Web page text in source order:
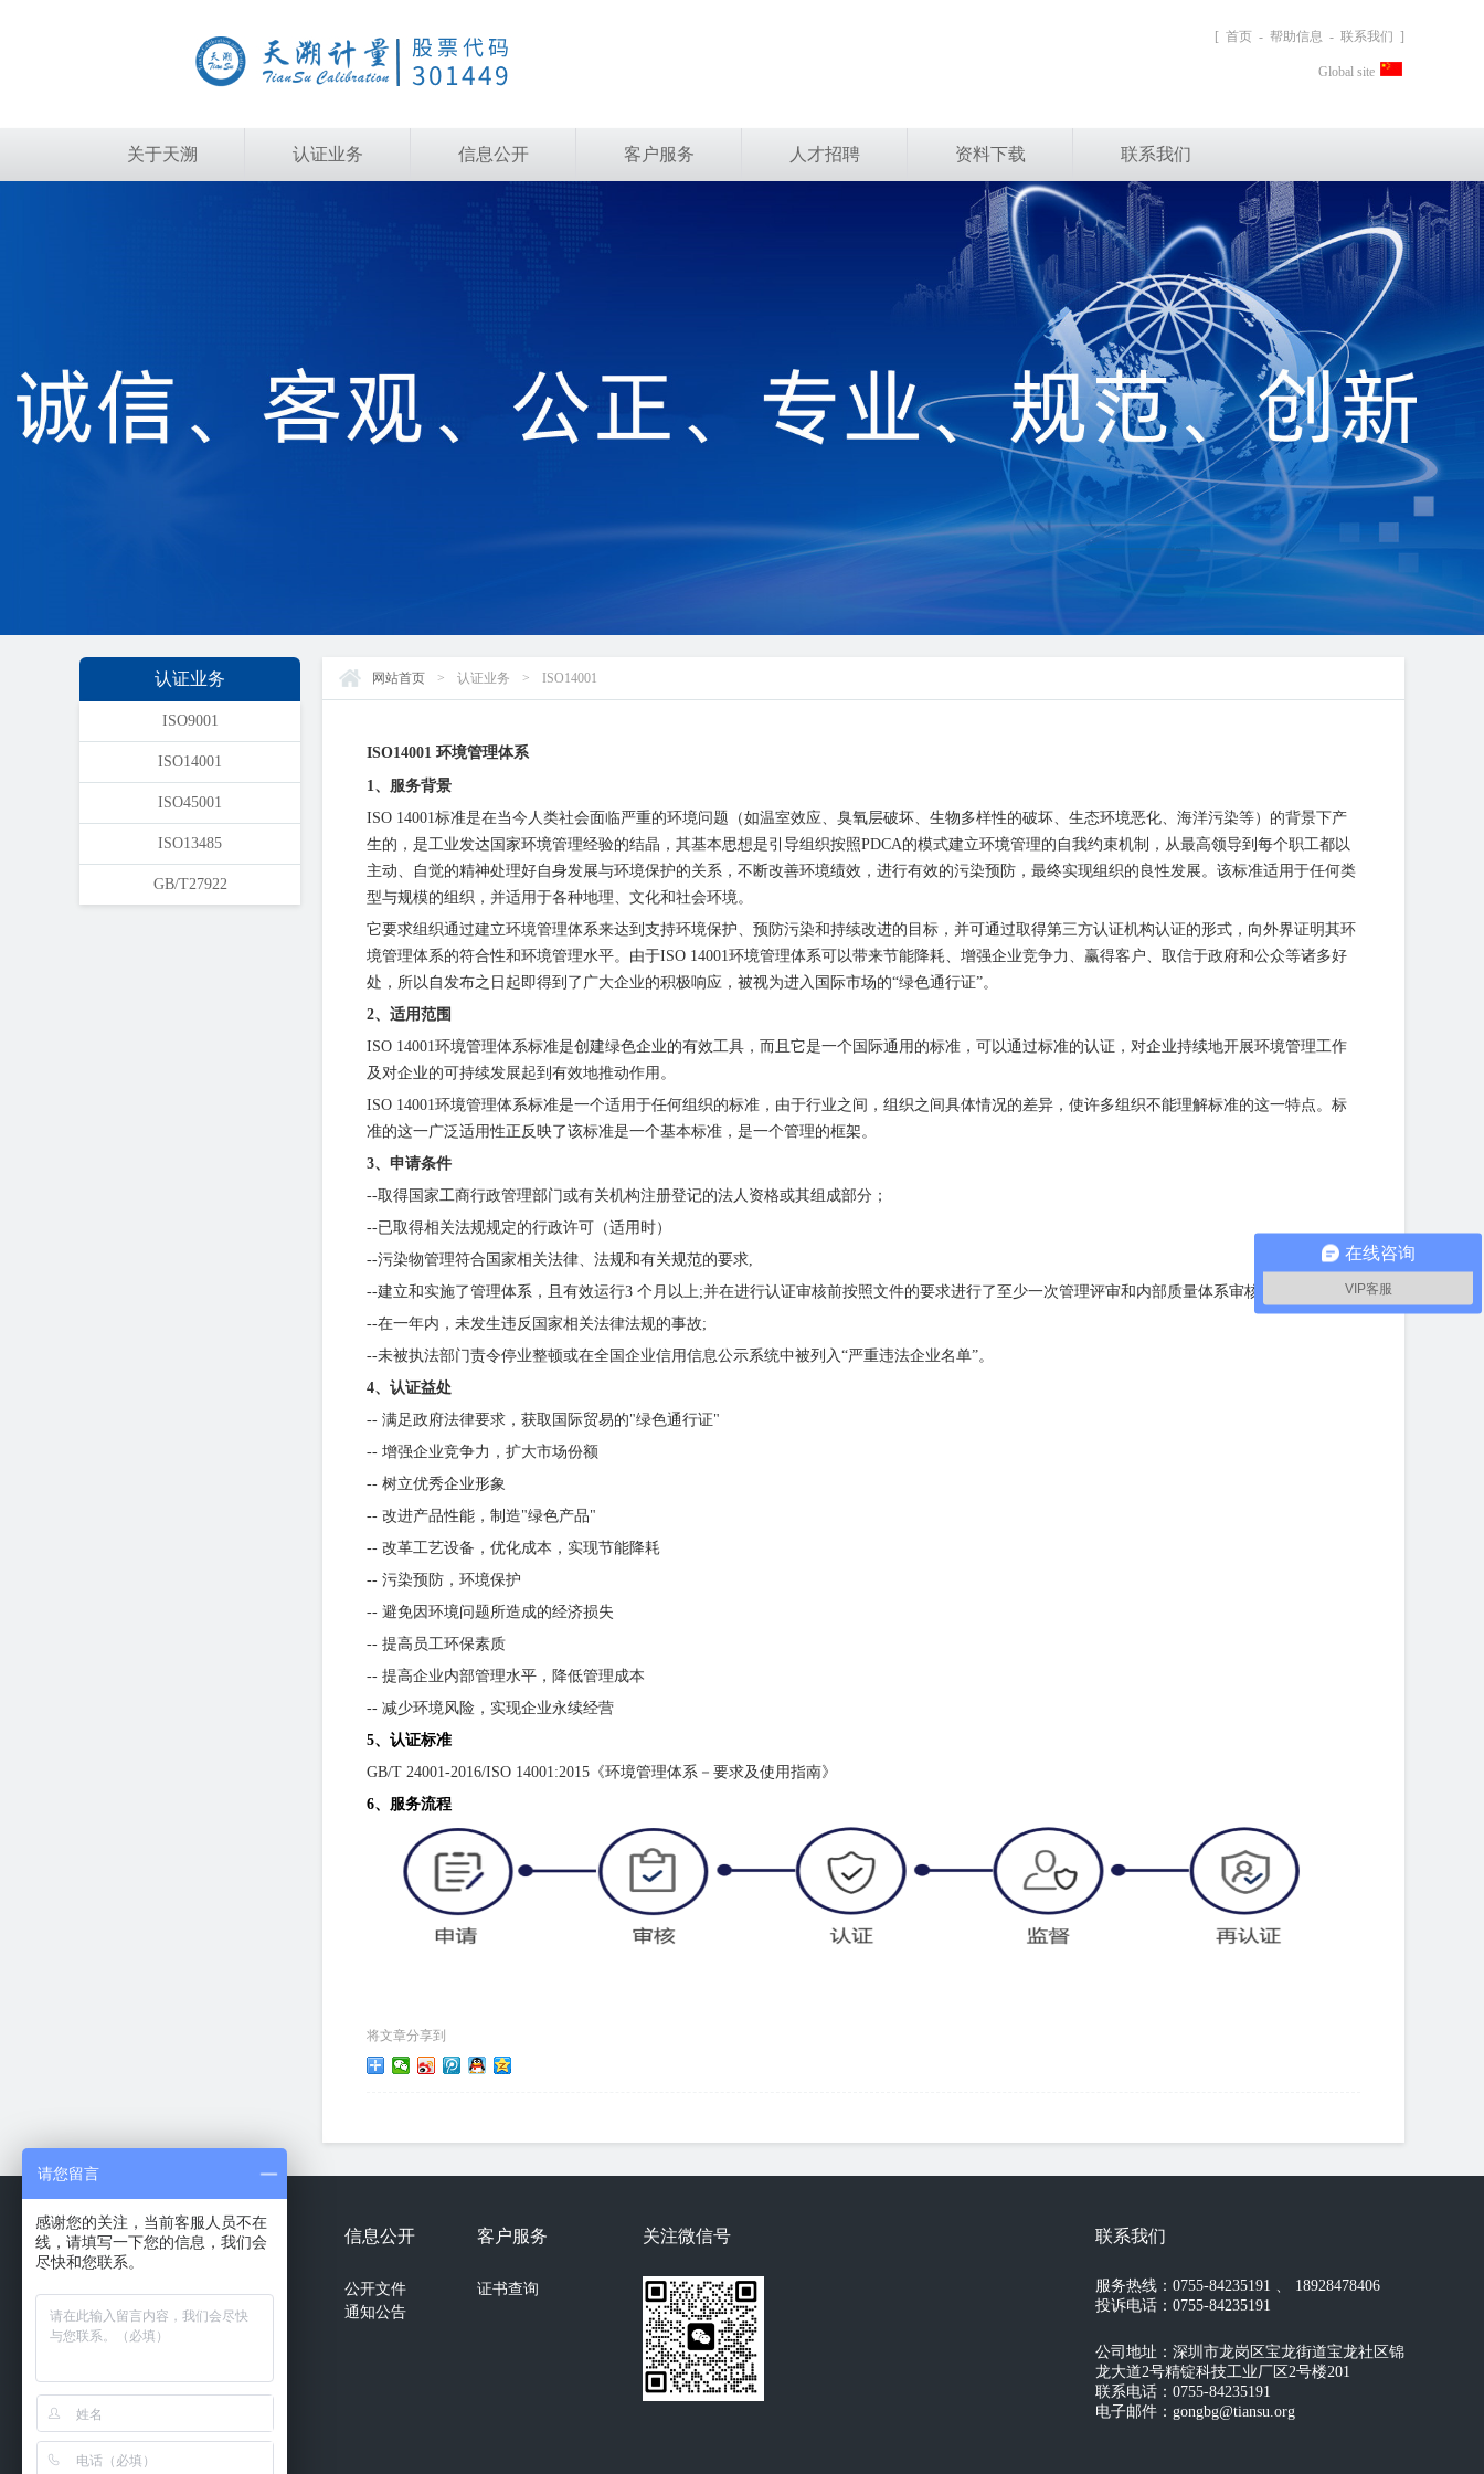
[ 首页 - 帮助信息 - 联系我们 ]
Global site
关于天溯 认证业务 信息公开 客户服务 人才招聘 资料下载 联系我们
认证业务
ISO9001
ISO14001
ISO45001
ISO13485
GB/T27922
网站首页 > 认证业务 > ISO14001
ISO14001 环境管理体系
1、服务背景
ISO 14001标准是在当今人类社会面临严重的环境问题（如温室效应、臭氧层破坏、生物多样性的破坏、生态环境恶化、海洋污染等）的背景下产
生的，是工业发达国家环境管理经验的结晶，其基本思想是引导组织按照PDCA的模式建立环境管理的自我约束机制，从最高领导到每个职工都以
主动、自觉的精神处理好自身发展与环境保护的关系，不断改善环境绩效，进行有效的污染预防，最终实现组织的良性发展。该标准适用于任何类
型与规模的组织，并适用于各种地理、文化和社会环境。
它要求组织通过建立环境管理体系来达到支持环境保护、预防污染和持续改进的目标，并可通过取得第三方认证机构认证的形式，向外界证明其环
境管理体系的符合性和环境管理水平。由于ISO 14001环境管理体系可以带来节能降耗、增强企业竞争力、赢得客户、取信于政府和公众等诸多好
处，所以自发布之日起即得到了广大企业的积极响应，被视为进入国际市场的“绿色通行证”。
2、适用范围
ISO 14001环境管理体系标准是创建绿色企业的有效工具，而且它是一个国际通用的标准，可以通过标准的认证，对企业持续地开展环境管理工作
及对企业的可持续发展起到有效地推动作用。
ISO 14001环境管理体系标准是一个适用于任何组织的标准，由于行业之间，组织之间具体情况的差异，使许多组织不能理解标准的这一特点。标
准的这一广泛适用性正反映了该标准是一个基本标准，是一个管理的框架。
3、申请条件
--取得国家工商行政管理部门或有关机构注册登记的法人资格或其组成部分 ；
--已取得相关法规规定的行政许可 （适用时）
--污染物管理符合国家相关法律、法规和有关规范的要求,
--建立和实施了管理体系，且有效运行3 个月以上;并在进行认证审核前按照文件的要求进行了至少一次管理评审和内部质量体系审核。
--在一年内，未发生违反国家相关法律法规的事故;
--未被执法部门责令停业整顿或在全国 企业信用信息公示系统中被列入“严重违法企业名单”。
4、认证益处
-- 满足政府法律要求，获取国际贸易的"绿色通行证"
-- 增强企业竞争力，扩大市场份额
-- 树立优秀企业形象
-- 改进产品性能，制造"绿色产品"
-- 改革工艺设备，优化成本，实现节能降耗
-- 污染预防，环境保护
-- 避免因环境问题所造成的经济损失
-- 提高员工环保素质
-- 提高企业内部管理水平，降低管理成本
-- 减少环境风险，实现企业永续经营
5、认证标准
GB/T 24001-2016/ISO 14001:2015《环境管理体系－要求及使用指南》
6、服务流程
将文章分享到
关于天溯
企业文化
资质证书
认证业务
ISO14001
信息公开
公开文件
通知公告
客户服务
证书查询
关注微信号 联系我们
服务热线：0755-84235191 、 18928478406
投诉电话：0755-84235191
公司地址：深圳市龙岗区宝龙街道宝龙社区锦
龙大道2号精锭科技工业厂区2号楼201
联系电话：0755-84235191
电子邮件：gongbg@tiansu.org
在线咨询
VIP客服
请您留言
感谢您的关注，当前客服人员不在
线，请填写一下您的信息，我们会
尽快和您联系。